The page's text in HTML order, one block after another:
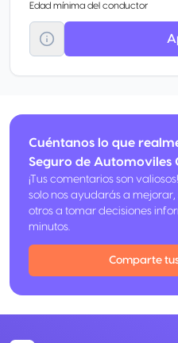
Edad mínima del conductor
Cuéntanos lo que
Seguro de Automoviles
¡Tus comentarios son
solo nos ayudarás a
otros a tomar decisiones
minutos.
Comparte